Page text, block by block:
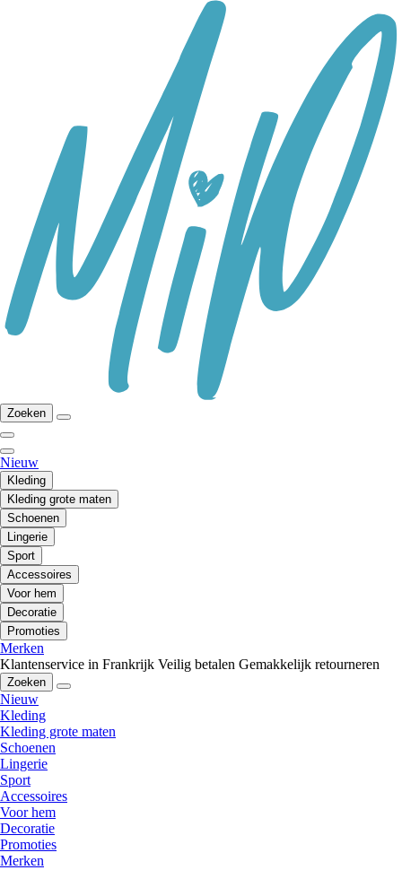
Zoeken
Nieuw
Kleding
Kleding grote maten
Schoenen
Lingerie
Sport
Accessoires
Voor hem
Decoratie
Promoties
Merken
Klantenservice in Frankrijk Veilig betalen Gemakkelijk retourneren
Zoeken
Nieuw
Kleding
Kleding grote maten
Schoenen
Lingerie
Sport
Accessoires
Voor hem
Decoratie
Promoties
Merken